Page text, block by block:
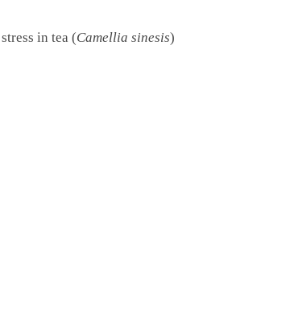
in tea (Camellia sinesis)